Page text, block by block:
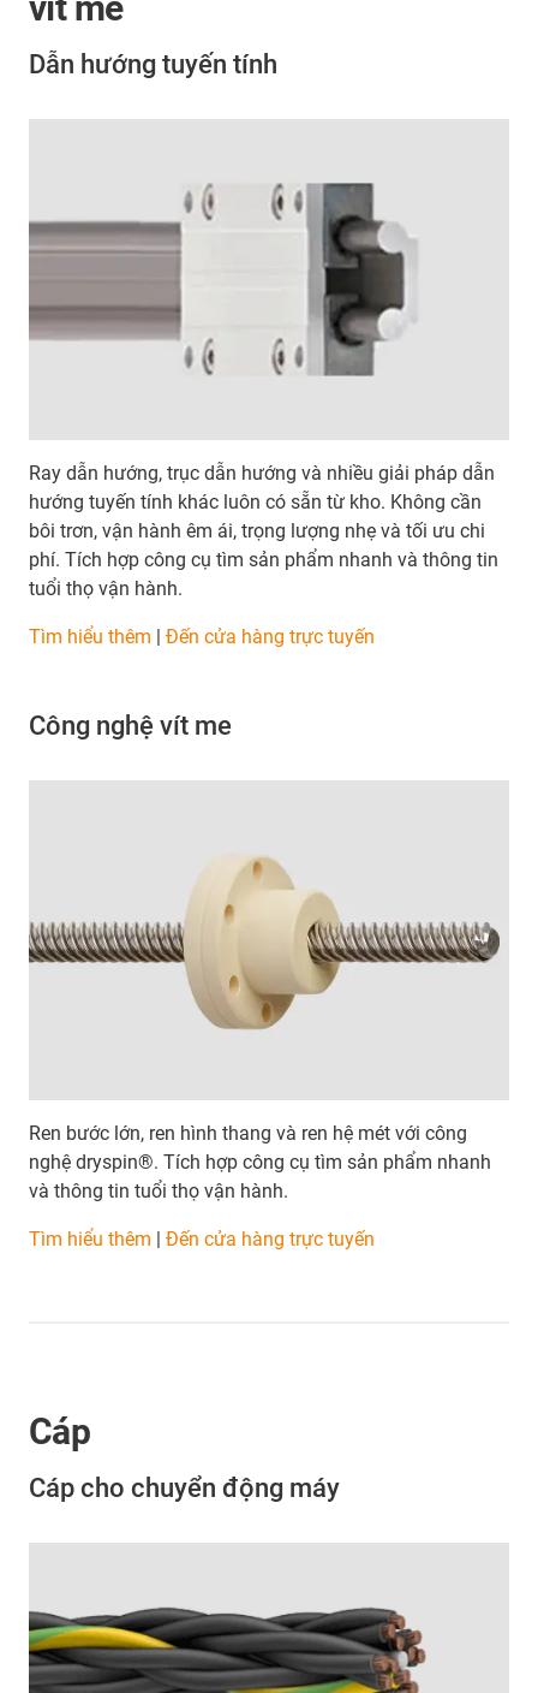
Dẫn hướng tuyến tính
Ray dẫn hướng, trục dẫn hướng và nhiều giải pháp dẫn
hướng tuyến tính khác luôn có sẵn từ kho. Không cần
bôi trơn, vận hành êm ái, trọng lượng nhẹ và tối ưu chi
phí. Tích hợp công cụ tìm sản phẩm nhanh và thông tin
tuổi thọ vận hành.
Tìm hiểu thêm | Đến cửa hàng trực tuyến
Công nghệ vít me
Ren bước lớn, ren hình thang và ren hệ mét với công
nghệ dryspin®. Tích hợp công cụ tìm sản phẩm nhanh
và thông tin tuổi thọ vận hành.
Tìm hiểu thêm Đến cửa hàng trực tuyến
Cáp
Cáp cho chuyển động máy